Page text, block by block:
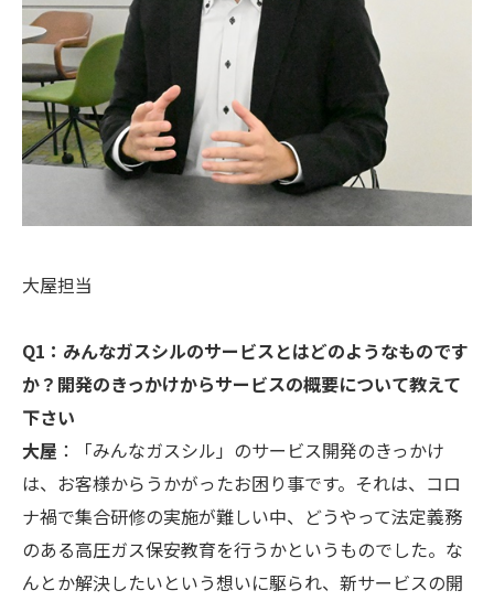
大屋担当
Q1：みんなガスシルのサービスとはどのようなものです
か？開発のきっかけからサービスの概要について教えて
下さい
大屋 ：「みんなガスシル」のサービス開発のきっかけ
は、お客様からうかがったお困り事です。それは、コロ
ナ禍で集合研修の実施が難しい中、どうやって法定義務
のある高圧ガス保安教育を行うかというものでした。な
んとか解決したいという想いに駆られ、新サービスの開